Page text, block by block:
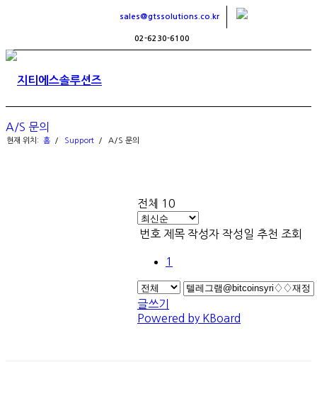
sales@gtssolutions.co.kr
02-6230-6100
A/S 문의
현재 위치: 홈 / Support / A/S 문의
전체 10
번호 제목 작성자 작성일 추천 조회
1
글쓰기
Powered by KBoard